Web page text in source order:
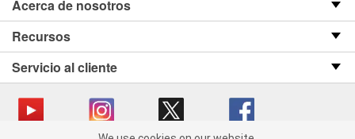
Acerca de nosotros
Recursos
Servicio al cliente